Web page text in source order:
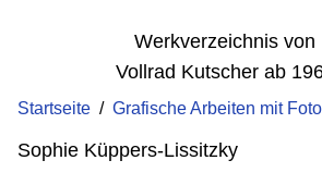
Werkverzeichnis von
Vollrad Kutscher ab
Startseite / Grafische Arbeiten mit
Sophie Küppers-Lissitzky